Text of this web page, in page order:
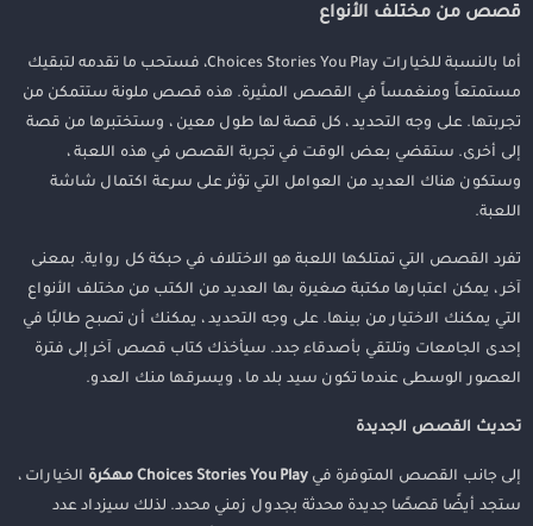
قصص من مختلف الأنواع
أما بالنسبة للخيارات Choices Stories You Play، فستحب ما تقدمه لتبقيك
مستمتعاً ومنغمساً في القصص المثيرة. هذه قصص ملونة ستتمكن من
تجربتها. على وجه التحديد ، كل قصة لها طول معين ، وستختبرها من قصة
إلى أخرى. ستقضي بعض الوقت في تجربة القصص في هذه اللعبة ،
وستكون هناك العديد من العوامل التي تؤثر على سرعة اكتمال شاشة
اللعبة.
تفرد القصص التي تمتلكها اللعبة هو الاختلاف في حبكة كل رواية. بمعنى
آخر ، يمكن اعتبارها مكتبة صغيرة بها العديد من الكتب من مختلف الأنواع
التي يمكنك الاختيار من بينها. على وجه التحديد ، يمكنك أن تصبح طالبًا في
إحدى الجامعات وتلتقي بأصدقاء جدد. سيأخذك كتاب قصص آخر إلى فترة
العصور الوسطى عندما تكون سيد بلد ما ، ويسرقها منك العدو.
تحديث القصص الجديدة
إلى جانب القصص المتوفرة في Choices Stories You Play مهكرة
الخيارات ،
ستجد أيضًا قصصًا جديدة محدثة بجدول زمني محدد. لذلك سيزداد عدد